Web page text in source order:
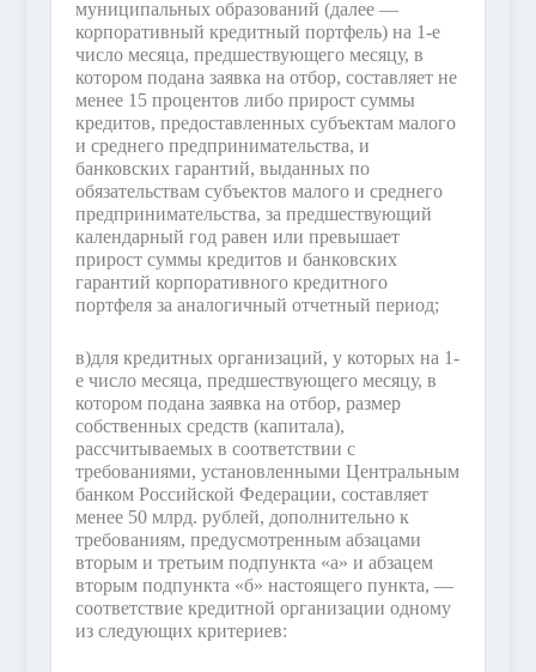
муниципальных образований (далее —
корпоративный кредитный портфель) на 1-е
число месяца, предшествующего месяцу, в
котором подана заявка на отбор, составляет не
менее 15 процентов либо прирост суммы
кредитов, предоставленных субъектам малого
и среднего предпринимательства, и
банковских гарантий, выданных по
обязательствам субъектов малого и среднего
предпринимательства, за предшествующий
календарный год равен или превышает
прирост суммы кредитов и банковских
гарантий корпоративного кредитного
портфеля за аналогичный отчетный период;
в)для кредитных организаций, у которых на 1-
е число месяца, предшествующего месяцу, в
котором подана заявка на отбор, размер
собственных средств (капитала),
рассчитываемых в соответствии с
требованиями, установленными Центральным
банком Российской Федерации, составляет
менее 50 млрд. рублей, дополнительно к
требованиям, предусмотренным абзацами
вторым и третьим подпункта «а» и абзацем
вторым подпункта «б» настоящего пункта, —
соответствие кредитной организации одному
из следующих критериев: